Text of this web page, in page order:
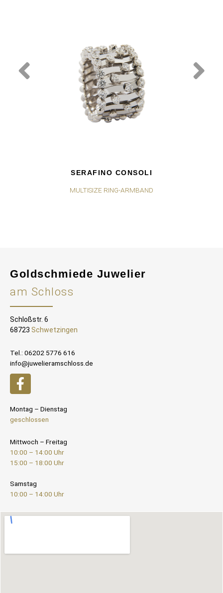
SERAFINO CONSOLI
MULTISIZE RING-ARMBAND
Goldschmiede Juwelier
am Schloss
Schloßstr. 6
68723 Schwetzingen
Tel.: 06202 5776 616
info@juwelieramschloss.de
Montag – Dienstag
geschlossen
Mittwoch – Freitag
10:00 – 14:00 Uhr
15:00 – 18:00 Uhr
Samstag
10:00 – 14:00 Uhr